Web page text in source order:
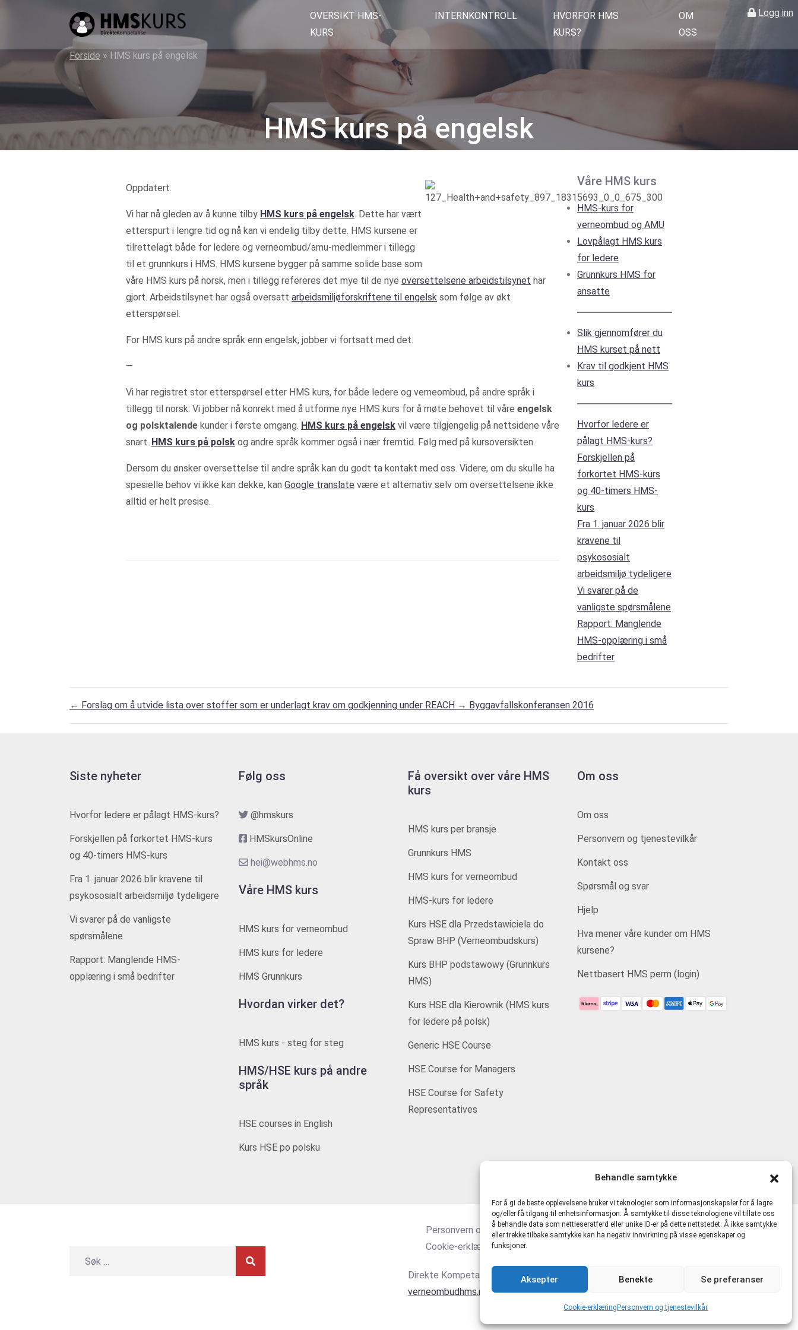
Behandle samtykke
For å gi de beste opplevelsene bruker vi teknologier som informasjonskapsler for å lagre
og/eller få tilgang til enhetsinformasjon. Å samtykke til disse teknologiene vil tillate oss
å behandle data som nettleseratferd eller unike ID-er på dette nettstedet. Å ikke samtykke
eller trekke tilbake samtykke kan ha negativ innvirkning på visse egenskaper og
funksjoner.
Aksepter Benekte Se preferanser
Cookie-erklæring Personvern og tjenestevilkår
Logg inn
kurs
på
for
ledere
og
verneombud
OVERSIKT HMS-
KURS
INTERNKONTROLL
HVORFOR HMS
KURS?
OM
OSS
Forside » HMS kurs på engelsk
HMS kurs på engelsk
Oppdatert.
Vi har nå gleden av å kunne tilby HMS kurs på engelsk. Dette har vært
etterspurt i lengre tid og nå kan vi endelig tilby dette. HMS kursene er
tilrettelagt både for ledere og verneombud/amu-medlemmer i tillegg
til et grunnkurs i HMS. HMS kursene bygger på samme solide base som
våre HMS kurs på norsk, men i tillegg refereres det mye til de nye oversettelsene arbeidstilsynet har
gjort. Arbeidstilsynet har også oversatt arbeidsmiljøforskriftene til engelsk som følge av økt
etterspørsel.
For HMS kurs på andre språk enn engelsk, jobber vi fortsatt med det.
—
Vi har registret stor etterspørsel etter HMS kurs, for både ledere og verneombud, på andre språk i
tillegg til norsk. Vi jobber nå konrekt med å utforme nye HMS kurs for å møte behovet til våre engelsk
og polsktalende kunder i første omgang. HMS kurs på engelsk vil være tilgjengelig på nettsidene våre
snart. HMS kurs på polsk og andre språk kommer også i nær fremtid. Følg med på kursoversikten.
Dersom du ønsker oversettelse til andre språk kan du godt ta kontakt med oss. Videre, om du skulle ha
spesielle behov vi ikke kan dekke, kan Google translate være et alternativ selv om oversettelsene ikke
alltid er helt presise.
Våre HMS kurs
HMS-kurs for
verneombud og AMU
Lovpålagt HMS kurs
for ledere
Grunnkurs HMS for
ansatte
Slik gjennomfører du
HMS kurset på nett
Krav til godkjent HMS
kurs
Hvorfor ledere er
pålagt HMS-kurs?
Forskjellen på
forkortet HMS-kurs
og 40-timers HMS-
kurs
Fra 1. januar 2026 blir
kravene til
psykososialt
arbeidsmiljø tydeligere
Vi svarer på de
vanligste spørsmålene
Rapport: Manglende
HMS-opplæring i små
bedrifter
← Forslag om å utvide lista over stoffer som er underlagt krav om godkjenning under REACH → Byggavfallskonferansen 2016
Siste nyheter
Hvorfor ledere er pålagt HMS-kurs?
Forskjellen på forkortet HMS-kurs
og 40-timers HMS-kurs
Fra 1. januar 2026 blir kravene til
psykososialt arbeidsmiljø tydeligere
Vi svarer på de vanligste
spørsmålene
Rapport: Manglende HMS-
opplæring i små bedrifter
Følg oss
@hmskurs
HMSkursOnline
hei@webhms.no
Våre HMS kurs
HMS kurs for verneombud
HMS kurs for ledere
HMS Grunnkurs
Hvordan virker det?
HMS kurs - steg for steg
HMS/HSE kurs på andre
språk
HSE courses in English
Kurs HSE po polsku
Få oversikt over våre HMS
kurs
HMS kurs per bransje
Grunnkurs HMS
HMS kurs for verneombud
HMS-kurs for ledere
Kurs HSE dla Przedstawiciela do
Spraw BHP (Verneombudskurs)
Kurs BHP podstawowy (Grunnkurs
HMS)
Kurs HSE dla Kierownik (HMS kurs
for ledere på polsk)
Generic HSE Course
HSE Course for Managers
HSE Course for Safety
Representatives
Om oss
Om oss
Personvern og tjenestevilkår
Kontakt oss
Spørsmål og svar
Hjelp
Hva mener våre kunder om HMS
kursene?
Nettbasert HMS perm (login)
Personvern og tjenestevilkår
Cookie-erklæring (EU)
Direkte Kompetanse AS 916481721 MVA | hmskurs.net|hmskurs.no
verneombudhms.no
|hmsdirekte.no